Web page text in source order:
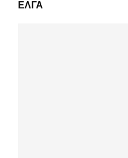
ΕΛΓΑ